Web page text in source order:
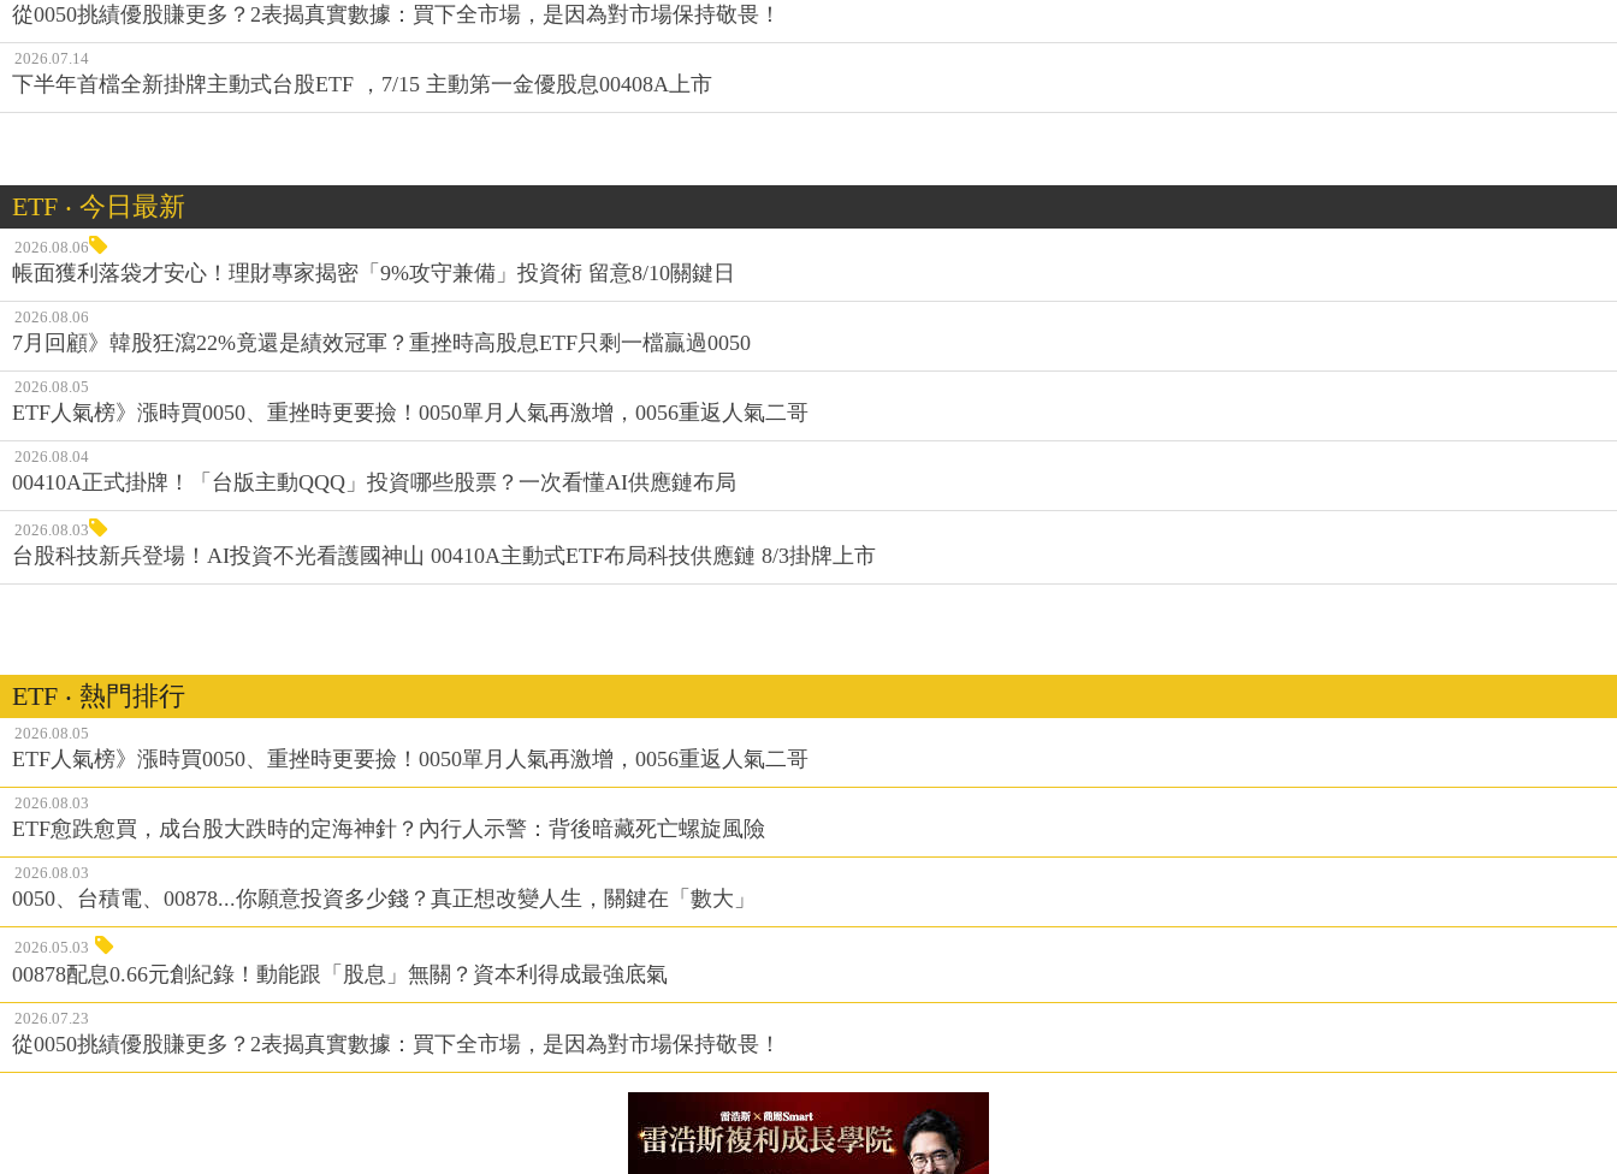
從0050挑績優股賺更多？2表揭真實數據：買下全市場，是因為對市場保持敬畏！
2026.07.14
下半年首檔全新掛牌主動式台股ETF ，7/15 主動第一金優股息00408A上市
ETF ‧ 今日最新
2026.08.06
帳面獲利落袋才安心！理財專家揭密「9%攻守兼備」投資術 留意8/10關鍵日
2026.08.06
7月回顧》韓股狂瀉22%竟還是績效冠軍？重挫時高股息ETF只剩一檔贏過0050
2026.08.05
ETF人氣榜》漲時買0050、重挫時更要撿！0050單月人氣再激增，0056重返人氣二哥
2026.08.04
00410A正式掛牌！「台版主動QQQ」投資哪些股票？一次看懂AI供應鏈布局
2026.08.03
台股科技新兵登場！AI投資不光看護國神山 00410A主動式ETF布局科技供應鏈 8/3掛牌上市
ETF ‧ 熱門排行
2026.08.05
ETF人氣榜》漲時買0050、重挫時更要撿！0050單月人氣再激增，0056重返人氣二哥
2026.08.03
ETF愈跌愈買，成台股大跌時的定海神針？內行人示警：背後暗藏死亡螺旋風險
2026.08.03
0050、台積電、00878...你願意投資多少錢？真正想改變人生，關鍵在「數大」
2026.05.03
00878配息0.66元創紀錄！動能跟「股息」無關？資本利得成最強底氣
2026.07.23
從0050挑績優股賺更多？2表揭真實數據：買下全市場，是因為對市場保持敬畏！